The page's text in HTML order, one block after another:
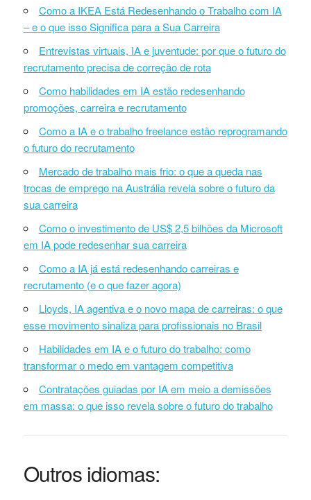
Como a IKEA Está Redesenhando o Trabalho com IA
– e o que isso Significa para a Sua Carreira
Entrevistas virtuais, IA e juventude: por que o futuro do
recrutamento precisa de correção de rota
Como habilidades em IA estão redesenhando
promoções, carreira e recrutamento
Como a IA e o trabalho freelance estão reprogramando
o futuro do recrutamento
Mercado de trabalho mais frio: o que a queda nas
trocas de emprego na Austrália revela sobre o futuro da
sua carreira
Como o investimento de US$ 2,5 bilhões da Microsoft
em IA pode redesenhar sua carreira
Como a IA já está redesenhando carreiras e
recrutamento (e o que fazer agora)
Lloyds, IA agentiva e o novo mapa de carreiras: o que
esse movimento sinaliza para profissionais no Brasil
Habilidades em IA e o futuro do trabalho: como
transformar o medo em vantagem competitiva
Contratações guiadas por IA em meio a demissões
em massa: o que isso revela sobre o futuro do trabalho
Outros idiomas: